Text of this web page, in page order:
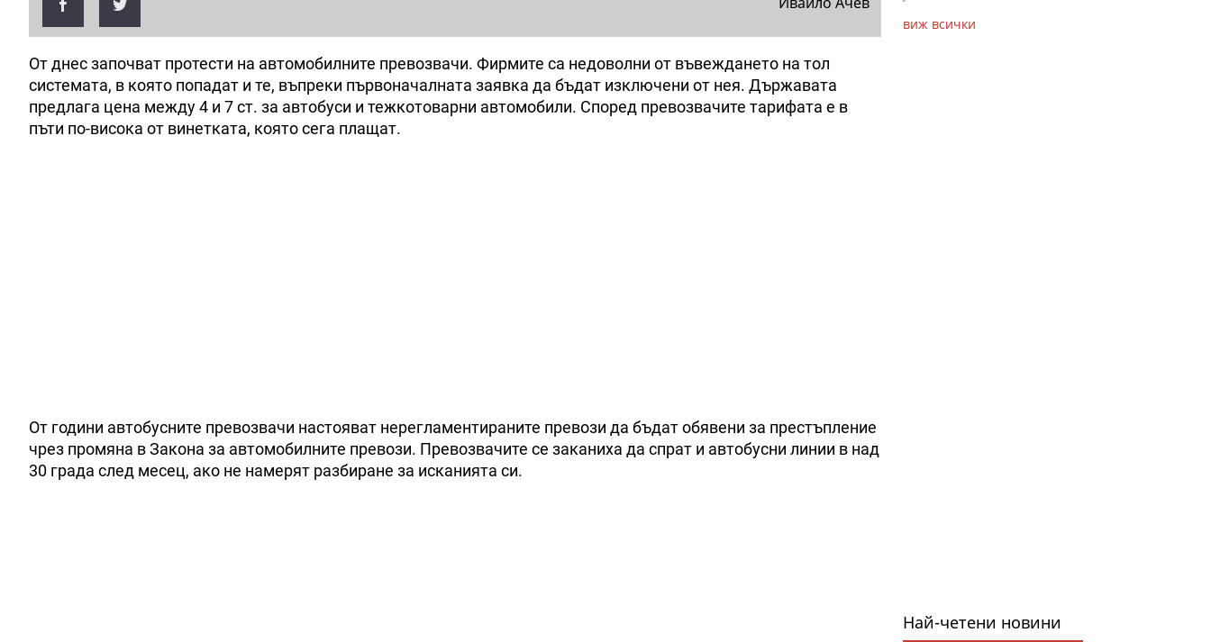
От днес започват протести на автомобилните превозвачи. Фирмите са недоволни от въвеждането на тол
системата, в която попадат и те, въпреки първоначалната заявка да бъдат изключени от нея. Държавата
предлага цена между 4 и 7 ст. за автобуси и тежкотоварни автомобили. Според превозвачите тарифата е в
пъти по-висока от винетката, която сега плащат.
От години автобусните превозвачи настояват нерегламентираните превози да бъдат обявени за престъпление
чрез промяна в Закона за автомобилните превози. Превозвачите се заканиха да спрат и автобусни линии в над
30 града след месец, ако не намерят разбиране за исканията си.
виж всички
Най-четени новини